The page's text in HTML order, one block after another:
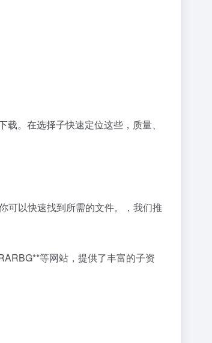
。在选择子快速定位这些，质量、
可以快速找到所需的文件。，我们推
等网站，提供了丰富的子资